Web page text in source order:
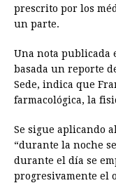
prescrito por los
un parte.
Una nota publicada
basada un reporte
Sede, indica que
farmacológica, la
Se sigue aplicando
“durante la noche
durante el día se
progresivamente el